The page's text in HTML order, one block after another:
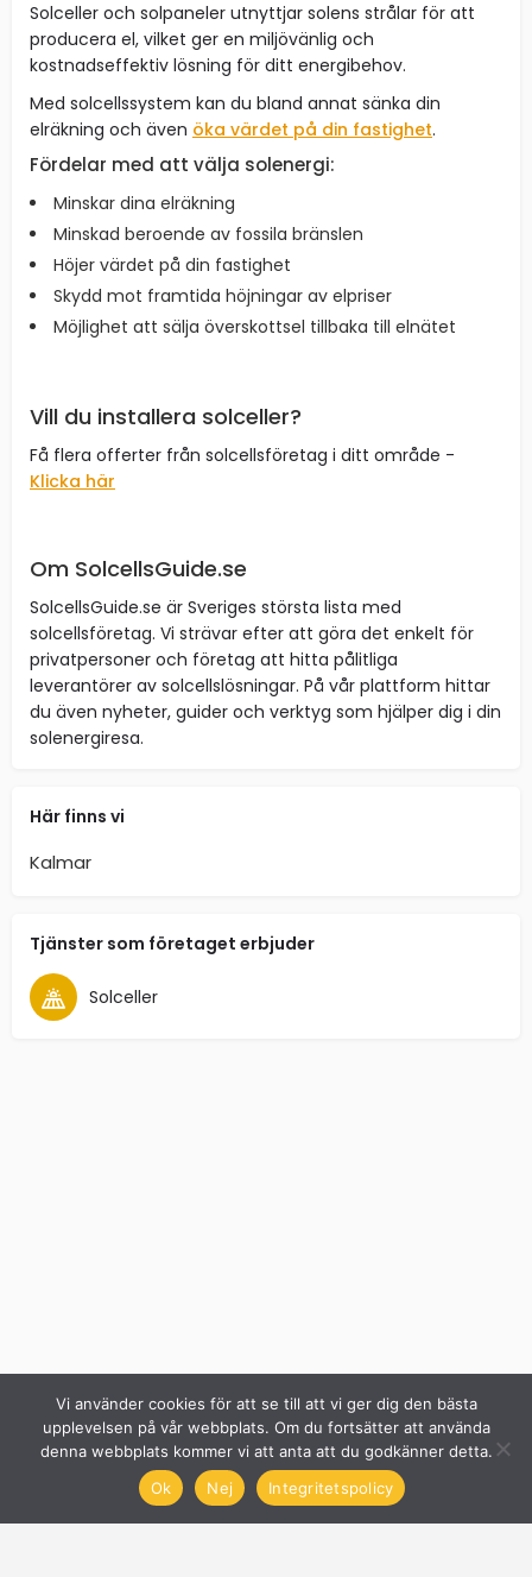
Solceller och solpaneler utnyttjar solens strålar för att
producera el, vilket ger en miljövänlig och
kostnadseffektiv lösning för ditt energibehov.
Med solcellssystem kan du bland annat sänka din
elräkning och även öka värdet på din fastighet.
Fördelar med att välja solenergi:
Minskar dina elräkning
Minskad beroende av fossila bränslen
Höjer värdet på din fastighet
Skydd mot framtida höjningar av elpriser
Möjlighet att sälja överskottsel tillbaka till elnätet
Vill du installera solceller?
Få flera offerter från solcellsföretag i ditt område -
Klicka här
Om SolcellsGuide.se
SolcellsGuide.se är Sveriges största lista med
solcellsföretag. Vi strävar efter att göra det enkelt för
privatpersoner och företag att hitta pålitliga
leverantörer av solcellslösningar. På vår plattform hittar
du även nyheter, guider och verktyg som hjälper dig i din
solenergiresa.
Här finns vi
Kalmar
Tjänster som företaget erbjuder
Solceller
Vi använder cookies för att se till att vi ger dig den bästa
upplevelsen på vår webbplats. Om du fortsätter att använda
denna webbplats kommer vi att anta att du godkänner detta.
Ok
Nej Integritetspolicy